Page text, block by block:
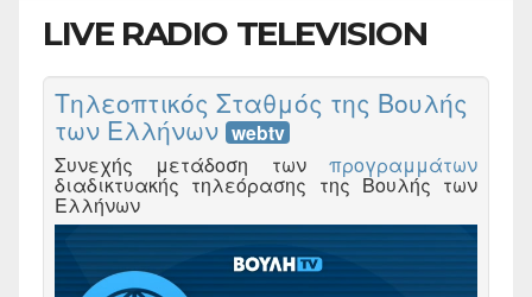
LIVE RADIO TELEVISION